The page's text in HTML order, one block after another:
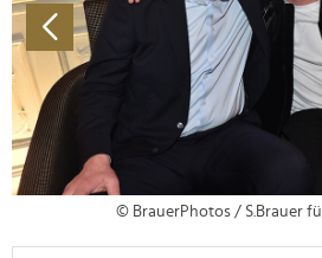
© BrauerPhotos / S.Brauer